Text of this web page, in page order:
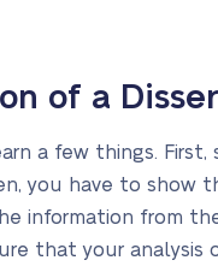
of a
a few things.
you have to show
information from
that your analysis